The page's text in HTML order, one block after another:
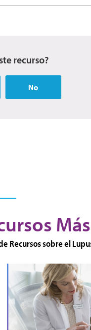
recurso?
No
Recursos sobre el